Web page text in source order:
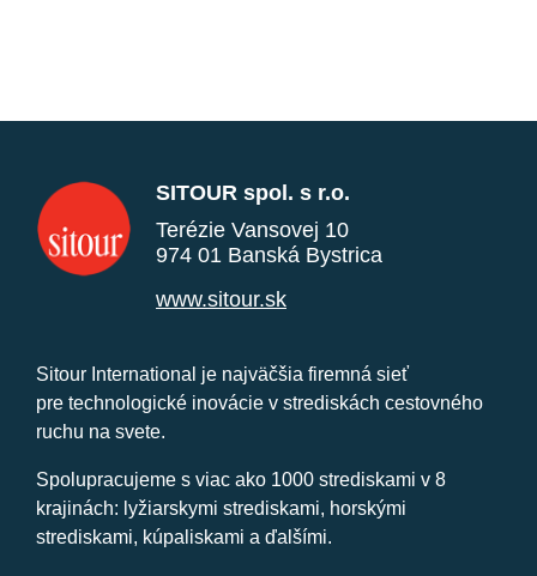
SITOUR spol. s r.o.
Terézie Vansovej 10
974 01 Banská Bystrica
www.sitour.sk
Sitour International je najväčšia firemná sieť
pre technologické inovácie v strediskách cestovného
ruchu na svete.
Spolupracujeme s viac ako 1000 strediskami v 8
krajinách: lyžiarskymi strediskami, horskými
strediskami, kúpaliskami a ďalšími.